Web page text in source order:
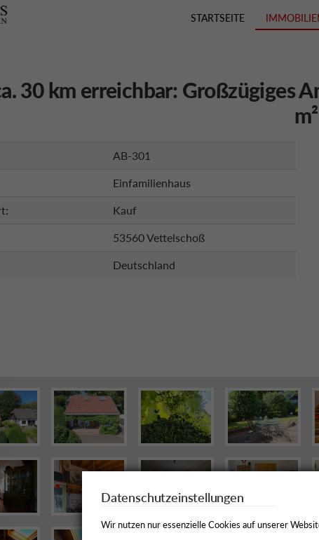
STARTSEITE
30 km erreichbar: Großzügiges
m²
AB-301
Einfamilienhaus
Kauf
53560 Vettelschoß
Deutschland
Datenschutzeinstellungen
Wir nutzen nur essenzielle Cookies auf unserer